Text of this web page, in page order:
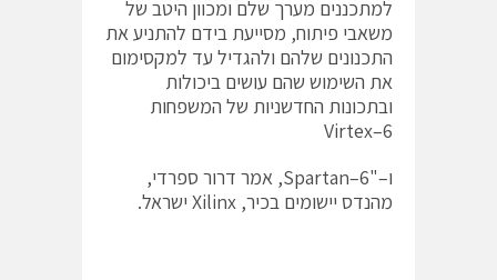
למתכננים מערך שלם ומכוון היטב של
משאבי פיתוח, מסייעת בידם להתניע את
התכנונים שלהם ולהגדיל עד למקסימום
את השימוש שהם עושים ביכולות
ובתכונות החדשניות של המשפחות
Virtex–6
ו–"Spartan–6, אמר דרור ספרדי,
מהנדס יישומים בכיר, Xilinx ישראל.